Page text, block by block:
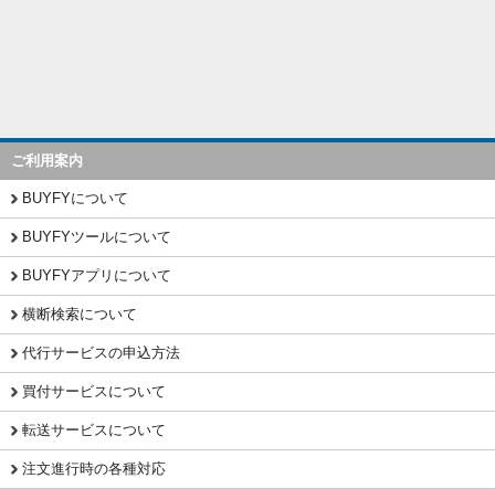
ご利用案内
BUYFYについて
BUYFYツールについて
BUYFYアプリについて
横断検索について
代行サービスの申込方法
買付サービスについて
転送サービスについて
注文進行時の各種対応